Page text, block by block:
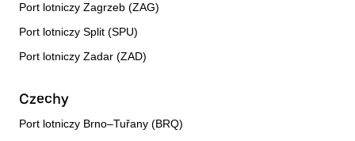
Port lotniczy Zagrzeb (ZAG)
Port lotniczy Split (SPU)
Port lotniczy Zadar (ZAD)
Czechy
Port lotniczy Brno–Tuřany (BRQ)